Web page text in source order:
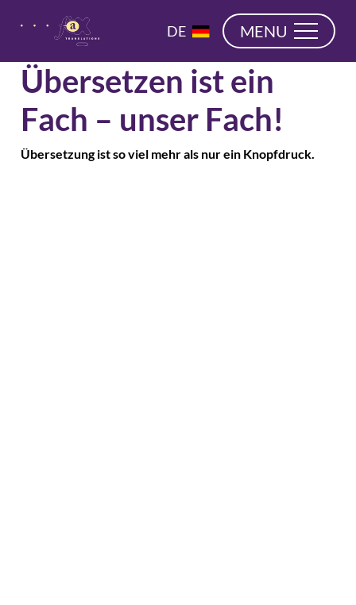
DE
NL
MENU
Übersetzen ist ein
Fach – unser Fach!
Übersetzung ist so viel mehr als nur ein Knopfdruck.